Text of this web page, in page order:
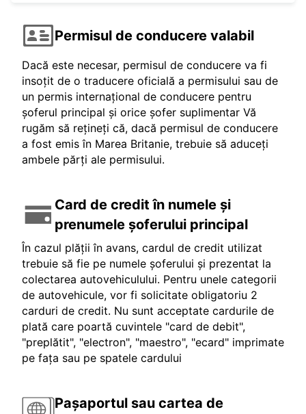
Permisul de conducere valabil
Dacă este necesar, permisul de conducere va fi
insoțit de o traducere oficială a permisului sau de
un permis internațional de conducere pentru
șoferul principal și orice șofer suplimentar Vă
rugăm să rețineți că, dacă permisul de conducere
a fost emis în Marea Britanie, trebuie să aduceți
ambele părți ale permisului.
Card de credit în numele și
prenumele șoferului principal
În cazul plății în avans, cardul de credit utilizat
trebuie să fie pe numele șoferului și prezentat la
colectarea autovehiculului. Pentru unele categorii
de autovehicule, vor fi solicitate obligatoriu 2
carduri de credit. Nu sunt acceptate cardurile de
plată care poartă cuvintele "card de debit",
"preplătit", "electron", "maestro", "ecard" imprimate
pe fața sau pe spatele cardului
Pașaportul sau cartea de